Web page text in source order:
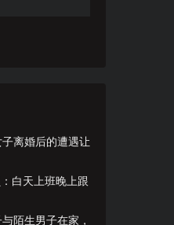
离婚后的遭遇让
白天上班晚上跟
陌生男子在家，